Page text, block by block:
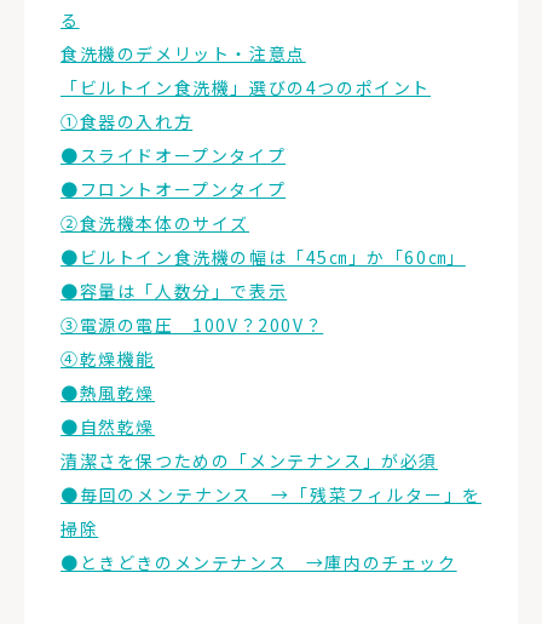
る
食洗機のデメリット・注意点
「ビルトイン食洗機」選びの4つのポイント
①食器の入れ方
●スライドオープンタイプ
●フロントオープンタイプ
②食洗機本体のサイズ
●ビルトイン食洗機の幅は「45㎝」か「60㎝」
●容量は「人数分」で表示
③電源の電圧 100V？200V？
④乾燥機能
●熱風乾燥
●自然乾燥
清潔さを保つための「メンテナンス」が必須
●毎回のメンテナンス →「残菜フィルター」を
掃除
●ときどきのメンテナンス →庫内のチェック